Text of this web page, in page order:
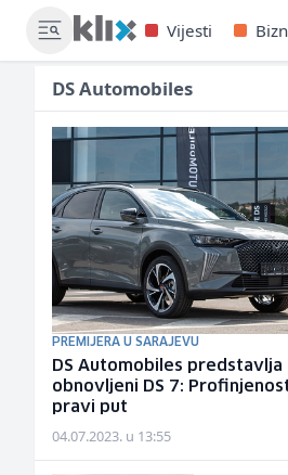
Vijesti
DS Automobiles
PREMIJERA U SARAJEVU
DS Automobiles predstavlja
obnovljeni DS 7:
pravi put
04.07.2023. u 13:55